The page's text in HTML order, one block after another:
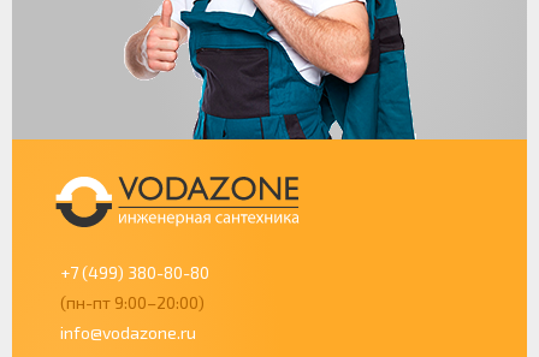
+7 (499) 380-80-80
(пн-пт 9:00–20:00)
info@vodazone.ru